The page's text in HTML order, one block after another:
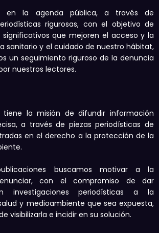
en la agenda pública, a través de
rigurosas, con el objetivo de
que mejoren el acceso y la
sanitario y el cuidado de nuestro hábitat,
un seguimiento riguroso de la denuncia
nuestros lectores.
tiene la misión de difundir información
a través de piezas periodísticas de
en el derecho a la protección de la
buscamos motivar a la
con el compromiso de dar
investigaciones periodísticas a la
y medioambiente que sea expuesta,
visibilizarla e incidir en su solución.